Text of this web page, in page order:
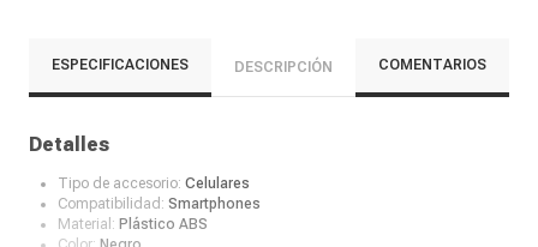
ESPECIFICACIONES DESCRIPCIÓN COMENTARIOS
Detalles
Tipo de accesorio: Celulares
Compatibilidad: Smartphones
Material: Plástico ABS